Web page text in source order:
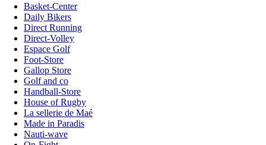
Basket-Center
Daily Bikers
Direct Running
Direct-Volley
Espace Golf
Foot-Store
Gallop Store
Golf and co
Handball-Store
House of Rugby
La sellerie de Maé
Made in Paradis
Nauti-wave